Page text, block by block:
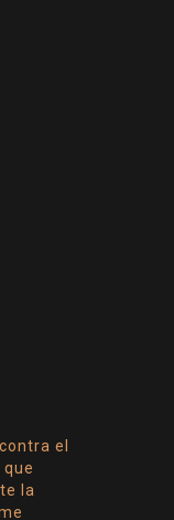
el
la